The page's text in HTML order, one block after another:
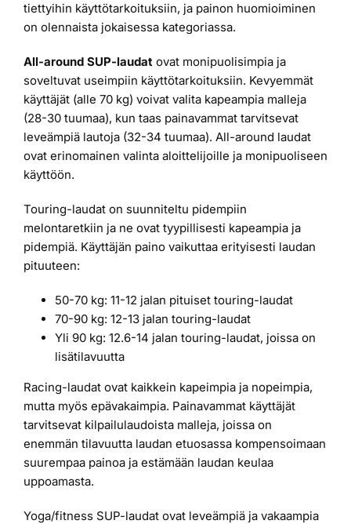
tiettyihin käyttötarkoituksiin, ja painon huomioiminen
on olennaista jokaisessa kategoriassa.
All-around SUP-laudat ovat monipuolisimpia ja
soveltuvat useimpiin käyttötarkoituksiin. Kevyemmät
käyttäjät (alle 70 kg) voivat valita kapeampia malleja
(28-30 tuumaa), kun taas painavammat tarvitsevat
leveämpiä lautoja (32-34 tuumaa). All-around laudat
ovat erinomainen valinta aloittelijoille ja monipuoliseen
käyttöön.
Touring-laudat on suunniteltu pidempiin
melontaretkiin ja ne ovat tyypillisesti kapeampia ja
pidempiä. Käyttäjän paino vaikuttaa erityisesti laudan
pituuteen:
50-70 kg: 11-12 jalan pituiset touring-laudat
70-90 kg: 12-13 jalan touring-laudat
Yli 90 kg: 12.6-14 jalan touring-laudat, joissa on
lisätilavuutta
Racing-laudat ovat kaikkein kapeimpia ja nopeimpia,
mutta myös epävakaimpia. Painavammat käyttäjät
tarvitsevat kilpailulaudoista malleja, joissa on
enemmän tilavuutta laudan etuosassa kompensoimaan
suurempaa painoa ja estämään laudan keulaa
uppoamasta.
Yoga/fitness SUP-laudat ovat leveämpiä ja vakaampia